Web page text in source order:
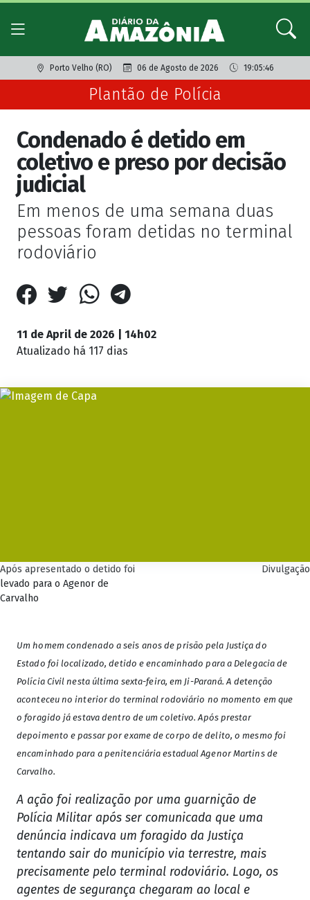
Porto Velho (RO) 06 de Agosto de 2026 19:05:46
Plantão de Polícia
Condenado é detido em
coletivo e preso por decisão
judicial
Em menos de uma semana duas
pessoas foram detidas no terminal
rodoviário
11 de April de 2026 | 14h02
Atualizado há 117 dias
Após apresentado o detido foi
levado para o Agenor de
Carvalho
Divulgação
Um homem condenado a seis anos de prisão pela Justiça do
Estado foi localizado, detido e encaminhado para a Delegacia de
Polícia Civil nesta última sexta-feira, em Ji-Paraná. A detenção
aconteceu no interior do terminal rodoviário no momento em que
o foragido já estava dentro de um coletivo. Após prestar
depoimento e passar por exame de corpo de delito, o mesmo foi
encaminhado para a penitenciária estadual Agenor Martins de
Carvalho.
A ação foi realização por uma guarnição de
Polícia Militar após ser comunicada que uma
denúncia indicava um foragido da Justiça
tentando sair do município via terrestre, mais
precisamente pelo terminal rodoviário. Logo, os
agentes de segurança chegaram ao local e